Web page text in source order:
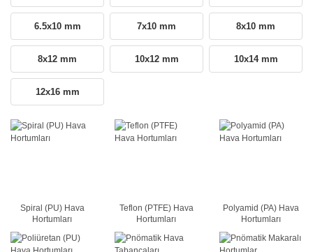
6.5x10 mm 7x10 mm 8x10 mm
8x12 mm 10x12 mm 10x14 mm
12x16 mm
Spiral (PU) Hava
Hortumları
Teflon (PTFE) Hava
Hortumları
Polyamid (PA) Hava
Hortumları